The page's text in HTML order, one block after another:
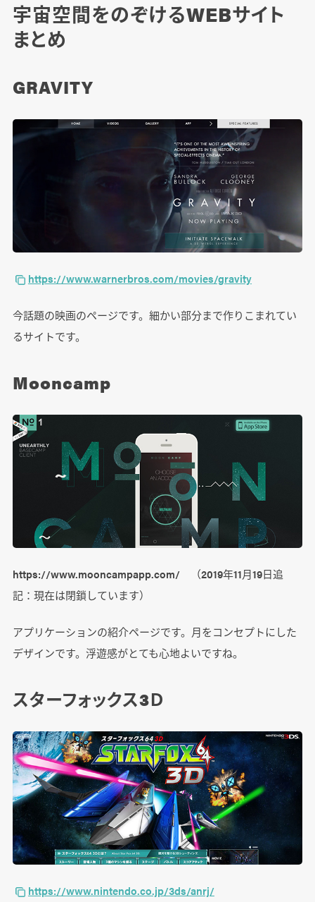
宇宙空間をのぞけるWEBサイト
まとめ
GRAVITY
https://www.warnerbros.com/movies/gravity
今話題の映画のページです。細かい部分まで作りこまれてい
るサイトです。
Mooncamp
https://www.mooncampapp.com/ （2019年11月19日追
記：現在は閉鎖しています）
アプリケーションの紹介ページです。月をコンセプトにした
デザインです。浮遊感がとても心地よいですね。
スターフォックス3Ｄ
https://www.nintendo.co.jp/3ds/anrj/